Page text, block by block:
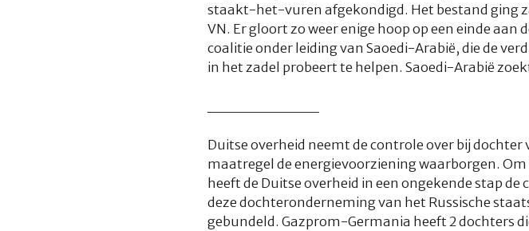
staakt-het-vuren afgekondigd. Het bestand ging
VN. Er gloort zo weer enige hoop op een einde aan
coalitie onder leiding van Saoedi-Arabië, die de
in het zadel probeert te helpen. Saoedi-Arabië
Duitse overheid neemt de controle over bij
maatregel de energievoorziening waarborgen.
heeft de Duitse overheid in een ongekende stap
deze dochteronderneming van het Russische
gebundeld. Gazprom-Germania heeft 2 dochters